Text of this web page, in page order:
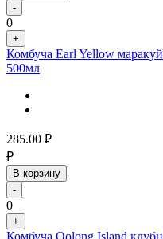
-
0
+
Комбуча Earl Yellow
500мл
285.00 ₽
₽
В корзину
-
0
+
Комбуча Oolong Island